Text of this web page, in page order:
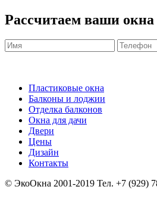
Рассчитаем ваши окна
Пластиковые окна
Балконы и лоджии
Отделка балконов
Окна для дачи
Двери
Цены
Дизайн
Контакты
© ЭкоОкна 2001-2019 Тел. +7 (929)